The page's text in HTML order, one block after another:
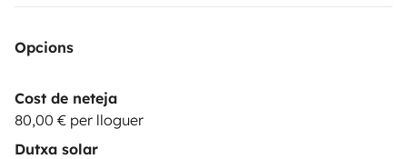
Opcions
Cost de neteja
80,00 € per lloguer
Dutxa solar